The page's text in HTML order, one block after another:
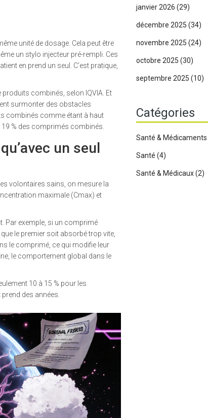
unité de dosage. Cela peut être
un stylo injecteur pré-rempli. Ces
en prend un seul. C’est pratique,
produits combinés, selon IQVIA. Et
surmonter des obstacles
combinés comme étant à haut
% des comprimés combinés.
un seul
volontaires sains, on mesure la
maximale (Cmax) et
Par exemple, si un comprimé
le premier soit absorbé trop vite,
le comprimé, ce qui modifie leur
le comportement global dans le
10 à 15 % pour les
des années.
janvier 2026 (29)
décembre 2025 (34)
novembre 2025 (24)
octobre 2025 (30)
septembre 2025 (10)
Catégories
Santé & Médicaments
Santé (4)
Santé & Médicaux(2)